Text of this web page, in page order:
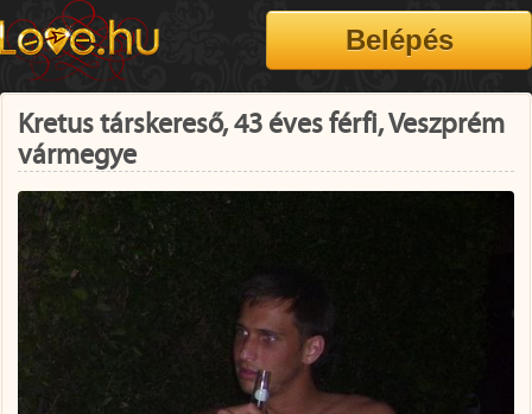
Kretus társkereső, 43 éves férfi, Veszprém
vármegye